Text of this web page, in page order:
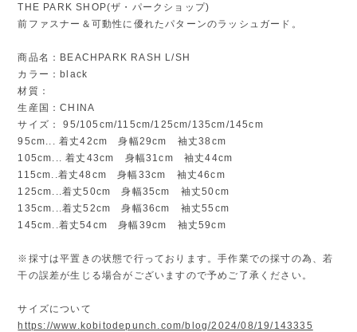
THE PARK SHOP(ザ・パークショップ)
前ファスナー＆可動性に優れたパターンのラッシュガード。
商品名：BEACHPARK RASH L/SH
カラー：black
材質：
生産国：CHINA
サイズ： 95/105cm/115cm/125cm/135cm/145cm
95cm... 着丈42cm 身幅29cm 袖丈38cm
105cm... 着丈43cm 身幅31cm 袖丈44cm
115cm..着丈48cm 身幅33cm 袖丈46cm
125cm...着丈50cm 身幅35cm 袖丈50cm
135cm...着丈52cm 身幅36cm 袖丈55cm
145cm..着丈54cm 身幅39cm 袖丈59cm
※採寸は平置きの状態で行っております。手作業での採寸の為、若
干の誤差が生じる場合がございますので予めご了承ください。
サイズについて
https://www.kobitodepunch.com/blog/2024/08/19/143335